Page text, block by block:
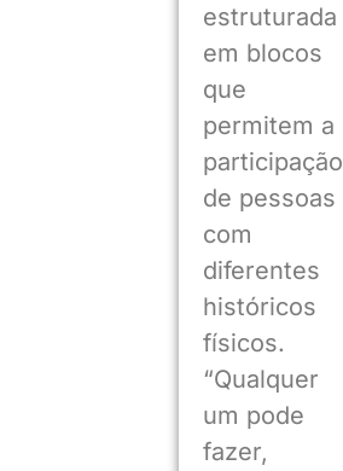
estruturada
em blocos
que
permitem a
participação
de pessoas
com
diferentes
históricos
físicos.
“Qualquer
um pode
fazer,